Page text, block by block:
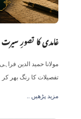
غامدی کا تصورِ سیرت
مولانا حمید الدین
تفصیلات کا رنگ بھر کر
.. مزید پڑھیں